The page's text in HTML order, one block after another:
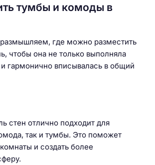
тумбы и комоды в
где можно разместить
чтобы она не только выполняла
гармонично вписывалась в общий
стен отлично подходит для
так и тумбы. Это поможет
и создать более